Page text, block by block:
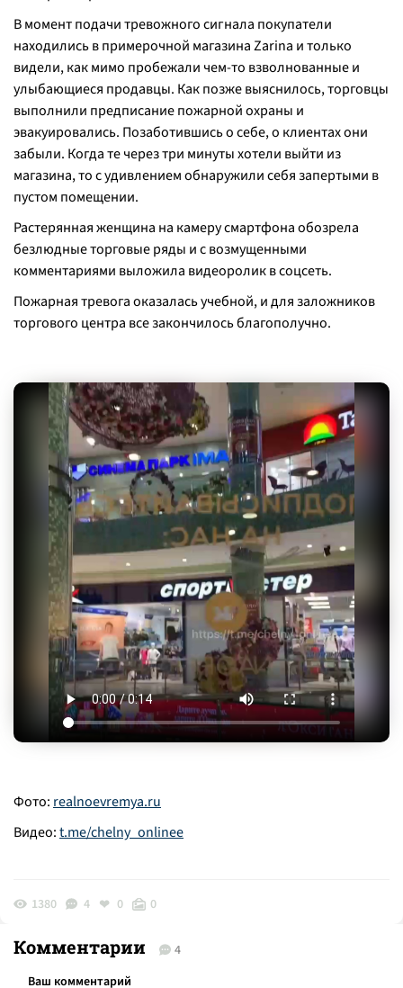
В момент подачи тревожного сигнала покупатели
находились в примерочной магазина Zarina и только
видели, как мимо пробежали чем-то взволнованные и
улыбающиеся продавцы. Как позже выяснилось, торговцы
выполнили предписание пожарной охраны и
эвакуировались. Позаботившись о себе, о клиентах они
забыли. Когда те через три минуты хотели выйти из
магазина, то с удивлением обнаружили себя запертыми в
пустом помещении.
Растерянная женщина на камеру смартфона обозрела
безлюдные торговые ряды и с возмущенными
комментариями выложила видеоролик в соцсеть.
Пожарная тревога оказалась учебной, и для заложников
торгового центра все закончилось благополучно.
Фото: realnoevremya.ru
Видео:t.me/chelny_onlinee
1380 4 0 0
Комментарии 4